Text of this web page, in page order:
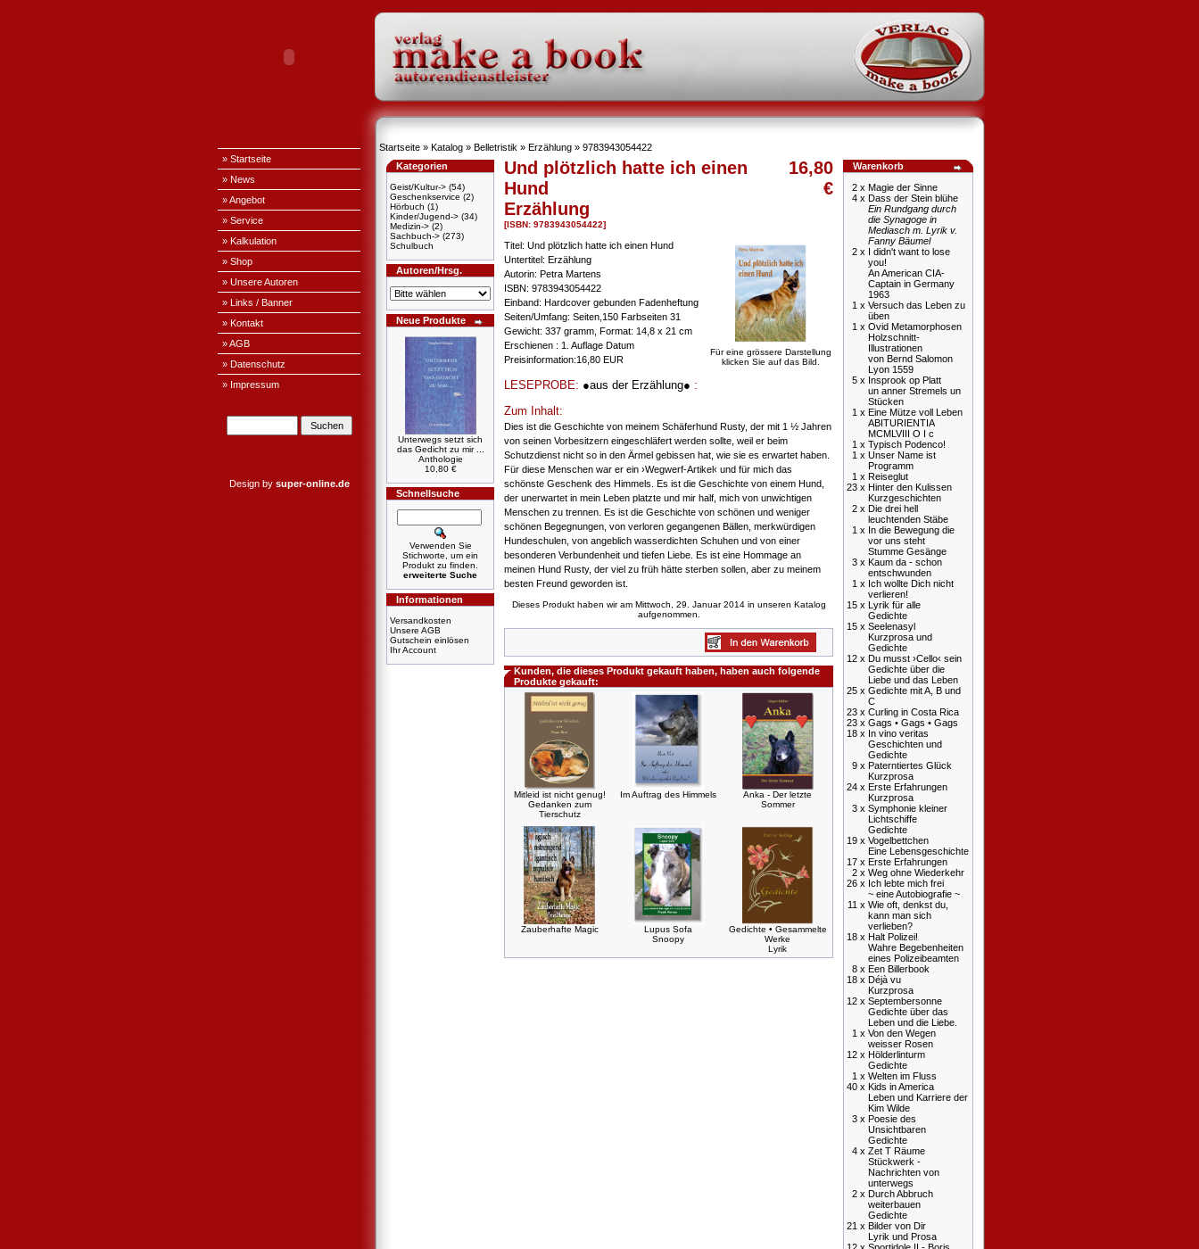
» Startseite
» News
» Angebot
» Service
» Kalkulation
» Shop
» Unsere Autoren
» Links / Banner
» Kontakt
» AGB
» Datenschutz
» Impressum
Design by super-online.de
Startseite » Katalog » Belletristik » Erzählung » 9783943054422
Kategorien
Geist/Kultur-> (54)
Geschenkservice (2)
Hörbuch (1)
Kinder/Jugend-> (34)
Medizin-> (2)
Sachbuch-> (273)
Schulbuch
Autoren/Hrsg.
Neue Produkte
Unterwegs setzt sich
das Gedicht zu mir ...
Anthologie
10,80 €
Schnellsuche
Verwenden Sie
Stichworte, um ein
Produkt zu finden.
erweiterte Suche
Informationen
Versandkosten
Unsere AGB
Gutschein einlösen
Ihr Account
Und plötzlich hatte ich einen
Hund
Erzählung
[ISBN: 9783943054422]
16,80
€
Für eine grössere Darstellung
klicken Sie auf das Bild.
Titel: Und plötzlich hatte ich einen Hund
Untertitel: Erzählung
Autorin: Petra Martens
ISBN: 9783943054422
Einband: Hardcover gebunden Fadenheftung
Seiten/Umfang: Seiten,150 Farbseiten 31
Gewicht: 337 gramm, Format: 14,8 x 21 cm
Erschienen : 1. Auflage Datum
Preisinformation:16,80 EUR
LESEPROBE: ●aus der Erzählung● :
Zum Inhalt:
Dies ist die Geschichte von meinem Schäferhund Rusty, der mit 1 ½ Jahren
von seinen Vorbesitzern eingeschläfert werden sollte, weil er beim
Schutzdienst nicht so in den Ärmel gebissen hat, wie sie es erwartet haben.
Für diese Menschen war er ein ›Wegwerf-Artikel‹ und für mich das
schönste Geschenk des Himmels. Es ist die Geschichte von einem Hund,
der unerwartet in mein Leben platzte und mir half, mich von unwichtigen
Menschen zu trennen. Es ist die Geschichte von schönen und weniger
schönen Begegnungen, von verloren gegangenen Bällen, merkwürdigen
Hundeschulen, von angeblich wasserdichten Schuhen und von einer
besonderen Verbundenheit und tiefen Liebe. Es ist eine Hommage an
meinen Hund Rusty, der viel zu früh hätte sterben sollen, aber zu meinem
besten Freund geworden ist.
Dieses Produkt haben wir am Mittwoch, 29. Januar 2014 in unseren Katalog
aufgenommen.
Kunden, die dieses Produkt gekauft haben, haben auch folgende
Produkte gekauft:
Mitleid ist nicht genug!
Gedanken zum
Tierschutz
Im Auftrag des Himmels
Anka - Der letzte
Sommer
Zauberhafte Magic
Lupus Sofa
Snoopy
Gedichte • Gesammelte
Werke
Lyrik
Warenkorb
2 x Magie der Sinne
4 x Dass der Stein blühe
Ein Rundgang durch
die Synagoge in
Mediasch m. Lyrik v.
Fanny Bäumel
2 x I didn't want to lose
you!
An American CIA-
Captain in Germany
1963
1 x Versuch das Leben zu
üben
1 x Ovid Metamorphosen
Holzschnitt-
Illustrationen
von Bernd Salomon
Lyon 1559
5 x Insprook op Platt
un anner Stremels un
Stücken
1 x Eine Mütze voll Leben
ABITURIENTIA
MCMLVIII O I c
1 x Typisch Podenco!
1 x Unser Name ist
Programm
1 x Reiseglut
23 x Hinter den Kulissen
Kurzgeschichten
2 x Die drei hell
leuchtenden Stäbe
1 x In die Bewegung die
vor uns steht
Stumme Gesänge
3 x Kaum da - schon
entschwunden
1 x Ich wollte Dich nicht
verlieren!
15 x Lyrik für alle
Gedichte
15 x Seelenasyl
Kurzprosa und
Gedichte
12 x Du musst ›Cello‹ sein
Gedichte über die
Liebe und das Leben
25 x Gedichte mit A, B und
C
23 x Curling in Costa Rica
23 x Gags • Gags • Gags
18 x In vino veritas
Geschichten und
Gedichte
9 x Paterntiertes Glück
Kurzprosa
24 x Erste Erfahrungen
Kurzprosa
3 x Symphonie kleiner
Lichtschiffe
Gedichte
19 x Vogelbettchen
Eine Lebensgeschichte
17 x Erste Erfahrungen
2 x Weg ohne Wiederkehr
26 x Ich lebte mich frei
~ eine Autobiografie ~
11 x Wie oft, denkst du,
kann man sich
verlieben?
18 x Halt Polizei!
Wahre Begebenheiten
eines Polizeibeamten
8 x Een Billerbook
18 x Déjà vu
Kurzprosa
12 x Septembersonne
Gedichte über das
Leben und die Liebe.
1 x Von den Wegen
weisser Rosen
12 x Hölderlinturm
Gedichte
1 x Welten im Fluss
40 x Kids in America
Leben und Karriere der
Kim Wilde
3 x Poesie des
Unsichtbaren
Gedichte
4 x Zet T Räume
Stückwerk -
Nachrichten von
unterwegs
2 x Durch Abbruch
weiterbauen
Gedichte
21 x Bilder von Dir
Lyrik und Prosa